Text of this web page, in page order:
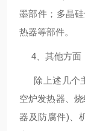
墨部件；多晶
热器等部件。
4、其他方面
除上述几个
空炉发热器、
器及防腐件)、